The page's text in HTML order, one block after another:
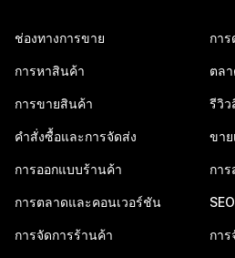
ช่องทางการขาย
การหาสินค้า
การขายสินค้า
คำสั่งซื้อและการจัดส่ง
การออกแบบร้านค้า
การตลาดและคอนเวอร์ชัน
การจัดการร้านค้า
กา
ตล
รีวิ
ขา
กา
SEO
การ